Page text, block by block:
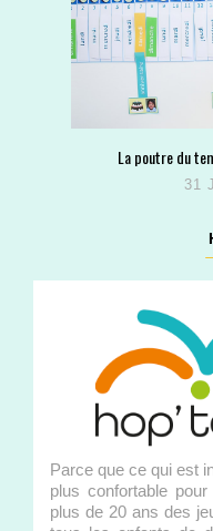
La poutre du
31
Parce que ce qui est
plus confortable
plus de 20 ans des